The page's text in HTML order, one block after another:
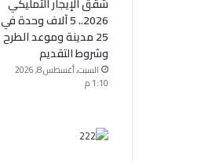
2026.. 5 آلاف وحدة في
25 مدينة وموعد الطرح
وشروط التقديم
السبت, أغسطس 8, 2026
1:10 م